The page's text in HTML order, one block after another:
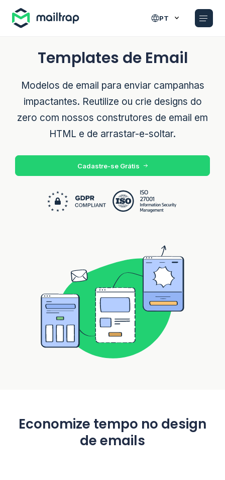
PT
Templates de Email
Modelos de email para enviar campanhas
impactantes. Reutilize ou crie designs do
zero com nossos construtores de email em
HTML e de arrastar-e-soltar.
Cadastre-se Grátis
Economize tempo no design
de emails